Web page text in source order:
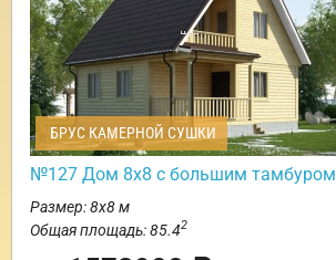
БРУС КАМЕРНОЙ СУШКИ
№127 Дом 8х8 с большим тамбуром
Размер: 8х8 м
Общая площадь: 85.42